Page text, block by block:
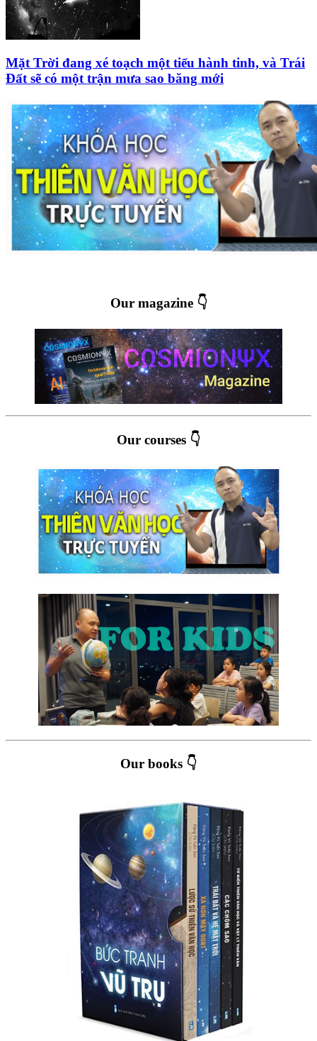
Mặt Trời đang xé toạch một tiểu hành tinh, và Trái
Đất sẽ có một trận mưa sao băng mới
Our magazine 👇
Our courses 👇
Our books 👇